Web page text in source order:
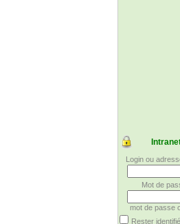
Login ou
Mot de
mot de passe
Rester